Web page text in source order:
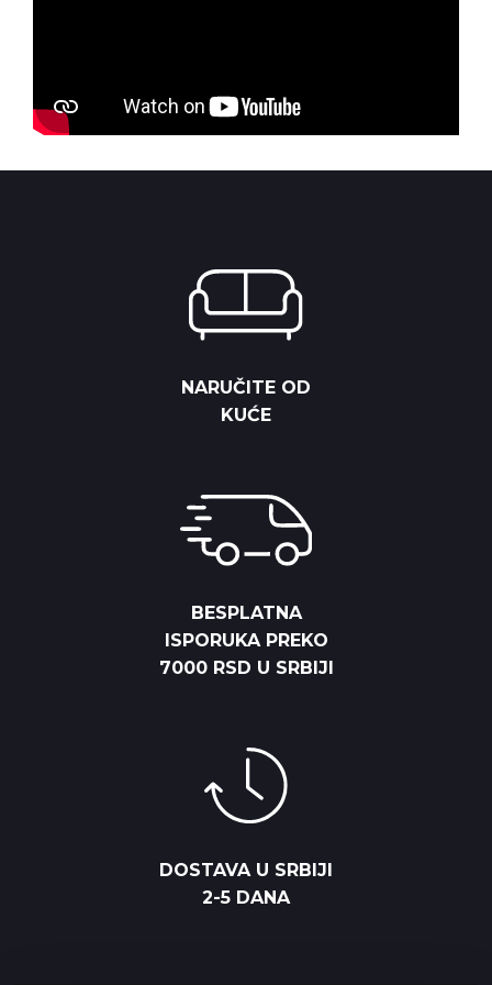
NARUČITE OD
KUĆE
BESPLATNA
ISPORUKA PREKO
7000 RSD U SRBIJI
DOSTAVA U SRBIJI
2-5 DANA